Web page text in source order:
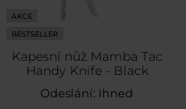
AKCE
BESTSELLER
Kapesní nůž Mamba Tac
Handy Knife - Black
Odeslání: Ihned